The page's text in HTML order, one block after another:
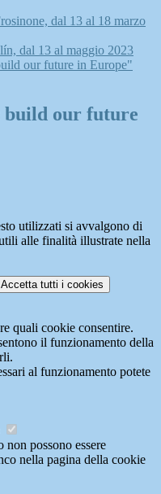
dal 13 al 18 marzo
dal 13 al maggio 2023
our future in Europe"
build our future
utilizzati si avvalgono di
alle finalità illustrate nella
Accetta tutti i cookies
quali cookie consentire.
il funzionamento della
al funzionamento potete
possono essere
nella pagina della cookie